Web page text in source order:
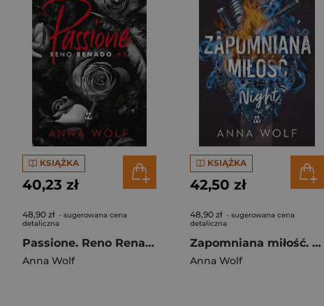
KSIĄŻKA
40,23 zł
48,90 zł - sugerowana cena
detaliczna
Passione. Reno Renado
Anna Wolf
KSIĄŻKA
42,50 zł
48,90 zł - sugerowana cena
detaliczna
Zapomniana miłość. Night. Black Angels MC. Tom 2
Anna Wolf